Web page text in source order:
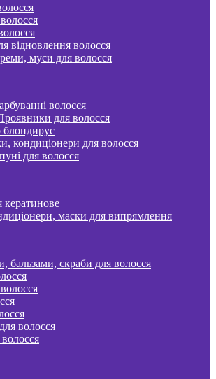
відновлення волосся
муси для волосся
волосся
для волосся
кондиціонери для волосся
для волосся
маски для випрямлення
бальзами, скраби для волосся
волосся